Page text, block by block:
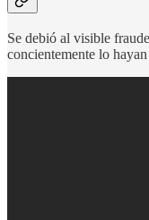
Se debió al visible
concientemente lo